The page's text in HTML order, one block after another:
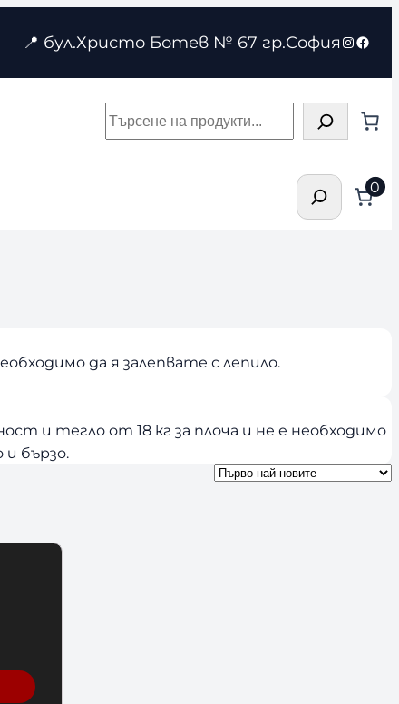
📍 бул.Христо Ботев № 67 гр.София
Търсене
Търсене0
да я залепвате с лепило.
и тегло от 18 кг за плоча и не е необходимо
бързо.